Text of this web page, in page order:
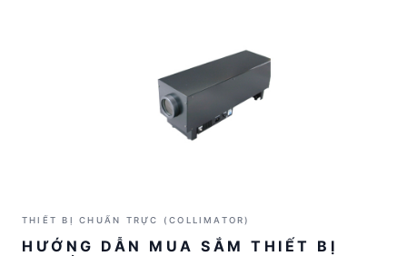
THIẾT BỊ CHUẨN TRỰC (COLLIMATOR)
HƯỚNG DẪN MUA SẮM THIẾT BỊ